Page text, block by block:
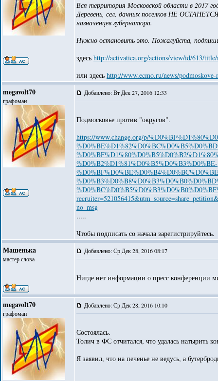
Вся территория Московской области в 2017
Деревень, сел, дачных поселков НЕ
назначенцев губернатора.
Нужно остановить это. Пожалуйста,
здесь http://activatica.org/actions/view/id/613/title/
или здесь http://www.ecmo.ru/news/
megavolt70
графоман
Добавлено: Вт Дек 27, 2016 12:33
Подмосковье против "округов".
https://www.change.org/p/
%D0%B2%D1%81%D0%B5%D0%B3%D0%BE-
no_msg
.....
Чтобы подписать со начала зарегистрируйтесь.
Машенька
мастер слова
Добавлено: Ср Дек 28, 2016 08:17
Нигде нет информации о пресс конференции
megavolt70
графоман
Добавлено: Ср Дек 28, 2016 10:10
Состоялась.
Толич в ФС отчитался, что удалась натырить
Я заявил, что на печенье не ведусь, а